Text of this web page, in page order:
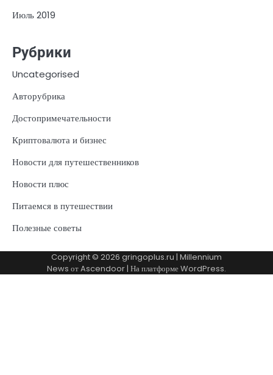
Июль 2019
Рубрики
Uncategorised
Авторубрика
Достопримечательности
Криптовалюта и бизнес
Новости для путешественников
Новости плюс
Питаемся в путешествии
Полезные советы
Copyright © 2026 gringoplus.ru | Millennium
News отAscendoor| На платформеWordPress.